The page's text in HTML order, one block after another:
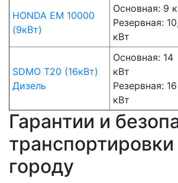
HONDA EM 10000
(9кВт)
Основная: 9
Резервная:
кВт
SDMO T20 (16кВт)
Дизель
Основная: 14
кВт
Резервная: 16
кВт
Гарантии и
транспортировки
городу